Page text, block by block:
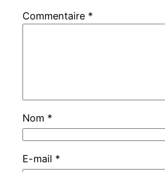
Commentaire *
Nom *
E-mail *